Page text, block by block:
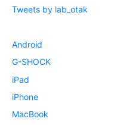
Tweets by lab_otak
Android
G-SHOCK
iPad
iPhone
MacBook